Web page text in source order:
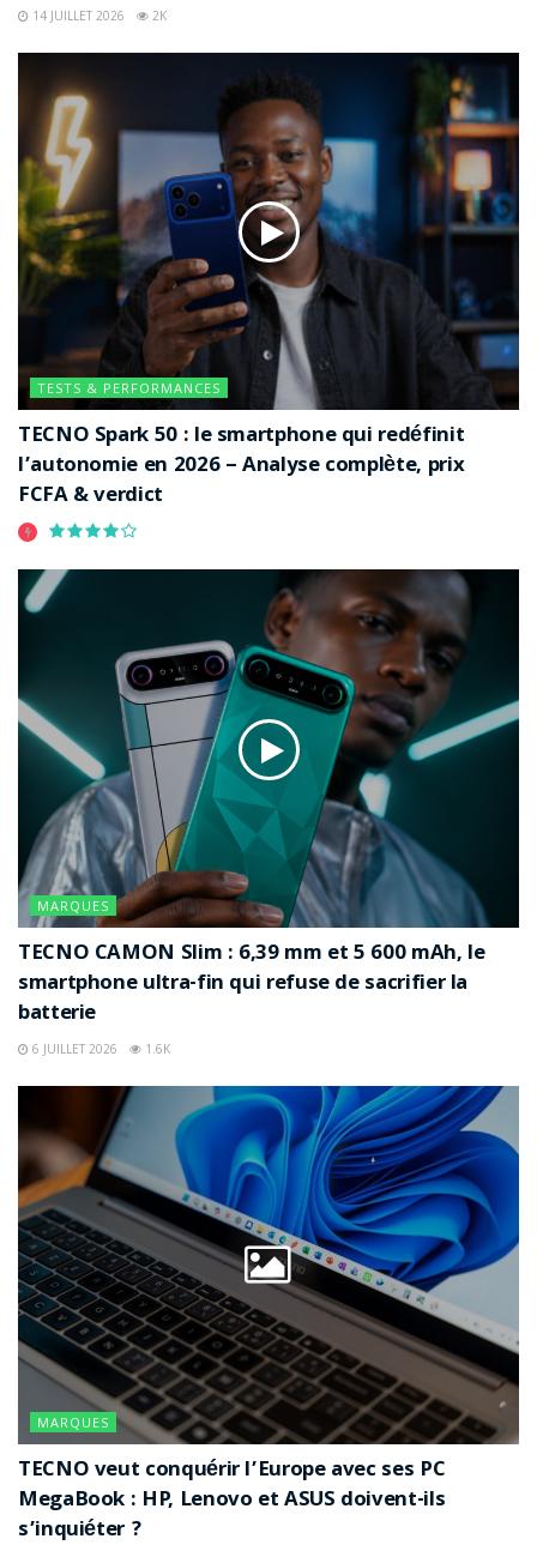
14 JUILLET 2026 2K
TESTS & PERFORMANCES
TECNO Spark 50 : le smartphone qui redéfinit
l’autonomie en 2026 – Analyse complète, prix
FCFA & verdict
MARQUES
TECNO CAMON Slim : 6,39 mm et 5 600 mAh, le
smartphone ultra-fin qui refuse de sacrifier la
batterie
6 JUILLET 2026 1.6K
MARQUES
TECNO veut conquérir l’Europe avec ses PC
MegaBook : HP, Lenovo et ASUS doivent-ils
s’inquiéter ?